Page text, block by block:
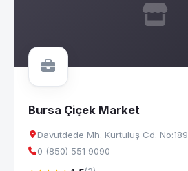
Bursa Çiçek Market
Davutdede Mh. Kurtuluş Cd. No:189
0 (850) 551 9090